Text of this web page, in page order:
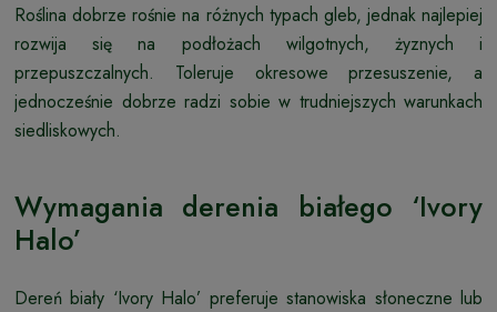
Roślina dobrze rośnie na różnych typach gleb, jednak najlepiej
rozwija się na podłożach wilgotnych, żyznych i
przepuszczalnych. Toleruje okresowe przesuszenie, a
jednocześnie dobrze radzi sobie w trudniejszych warunkach
siedliskowych.
Wymagania derenia białego ‘Ivory
Halo’
Dereń biały ‘Ivory Halo’ preferuje stanowiska słoneczne lub